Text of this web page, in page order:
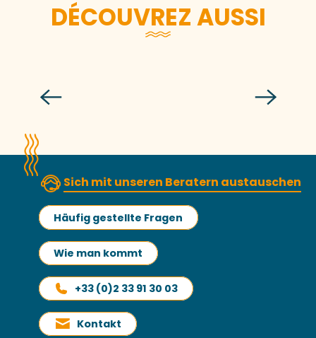
DÉCOUVREZ AUSSI
Sich mit unseren Beratern austauschen
Häufig gestellte Fragen
Wie man kommt
+33 (0)2 33 91 30 03
Kontakt